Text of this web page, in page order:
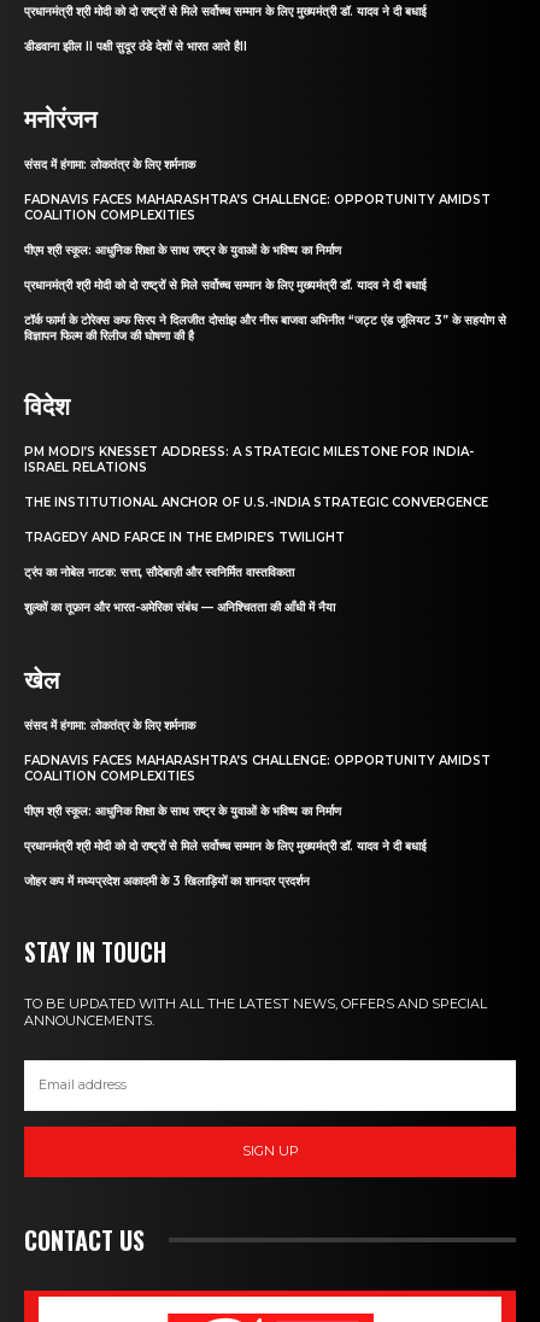
प्रधानमंत्री श्री मोदी को दो राष्ट्रों से मिले सर्वोच्च सम्मान के लिए मुख्यमंत्री डॉ. यादव ने दी बधाई
डीडवाना झील II पक्षी सुदूर ठंडे देशों से भारत आते हैII
मनोरंजन
संसद में हंगामा: लोकतंत्र के लिए शर्मनाक
FADNAVIS FACES MAHARASHTRA’S CHALLENGE: OPPORTUNITY AMIDST
COALITION COMPLEXITIES
पीएम श्री स्कूल: आधुनिक शिक्षा के साथ राष्ट्र के युवाओं के भविष्य का निर्माण
प्रधानमंत्री श्री मोदी को दो राष्ट्रों से मिले सर्वोच्च सम्मान के लिए मुख्यमंत्री डॉ. यादव ने दी बधाई
टॉर्क फार्मा के टोरेक्स कफ सिरप ने दिलजीत दोसांझ और नीरू बाजवा अभिनीत “जट्ट एंड जूलियट 3” के सहयोग से
विज्ञापन फिल्म की रिलीज की घोषणा की है
विदेश
PM MODI’S KNESSET ADDRESS: A STRATEGIC MILESTONE FOR INDIA-
ISRAEL RELATIONS
THE INSTITUTIONAL ANCHOR OF U.S.-INDIA STRATEGIC CONVERGENCE
TRAGEDY AND FARCE IN THE EMPIRE’S TWILIGHT
ट्रंप का नोबेल नाटक: सत्ता, सौदेबाज़ी और स्वनिर्मित वास्तविकता
शुल्कों का तूफ़ान और भारत-अमेरिका संबंध — अनिश्चितता की आँधी में नैया
खेल
संसद में हंगामा: लोकतंत्र के लिए शर्मनाक
FADNAVIS FACES MAHARASHTRA’S CHALLENGE: OPPORTUNITY AMIDST
COALITION COMPLEXITIES
पीएम श्री स्कूल: आधुनिक शिक्षा के साथ राष्ट्र के युवाओं के भविष्य का निर्माण
प्रधानमंत्री श्री मोदी को दो राष्ट्रों से मिले सर्वोच्च सम्मान के लिए मुख्यमंत्री डॉ. यादव ने दी बधाई
जोहर कप में मध्यप्रदेश अकादमी के 3 खिलाड़ियों का शानदार प्रदर्शन
STAY IN TOUCH
TO BE UPDATED WITH ALL THE LATEST NEWS, OFFERS AND SPECIAL
ANNOUNCEMENTS.
SIGN UP
CONTACT US